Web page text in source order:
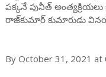
పక్కనే పునీత్‌
రాజ్‌కుమార్‌ కుమారుడు
By October 31, 2021 at